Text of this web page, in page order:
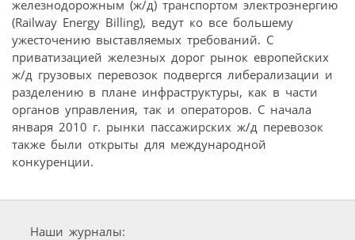
железнодорожным (ж/д) транспортом электроэнергию
(Railway Energy Billing), ведут ко все большему
ужесточению выставляемых требований. С
приватизацией железных дорог рынок европейских
ж/д грузовых перевозок подвергся либерализации и
разделению в плане инфраструктуры, как в части
органов управления, так и операторов. С начала
января 2010 г. рынки пассажирских ж/д перевозок
также были открыты для международной
конкуренции.
Наши журналы: